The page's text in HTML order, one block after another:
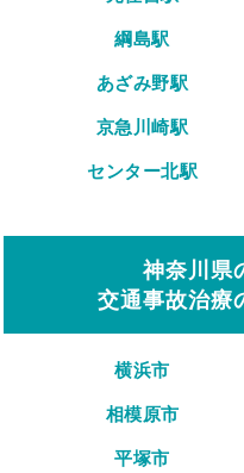
綱島駅
あざみ野駅
京急川崎駅
センター北駅
神奈川県
交通事故治療
横浜市
相模原市
平塚市